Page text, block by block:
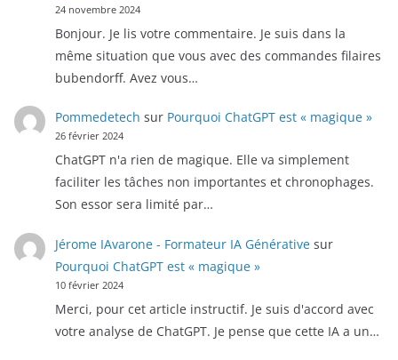
24 novembre 2024
Bonjour. Je lis votre commentaire. Je suis dans la
même situation que vous avec des commandes filaires
bubendorff. Avez vous…
Pommedetech sur Pourquoi ChatGPT est « magique »
26 février 2024
ChatGPT n'a rien de magique. Elle va simplement
faciliter les tâches non importantes et chronophages.
Son essor sera limité par…
Jérome IAvarone - Formateur IA Générativesur
Pourquoi ChatGPT est « magique »
10 février 2024
Merci, pour cet article instructif. Je suis d'accord avec
votre analyse de ChatGPT. Je pense que cette IA a un…